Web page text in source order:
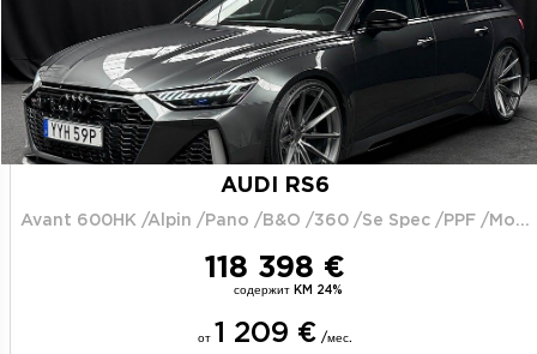
AUDI RS6
Avant 600HK /Alpin /Pano /B&O /360 /Se Spec /PPF /Moms
118 398 €
содержит KM 24%
от 1 209 € /мес.